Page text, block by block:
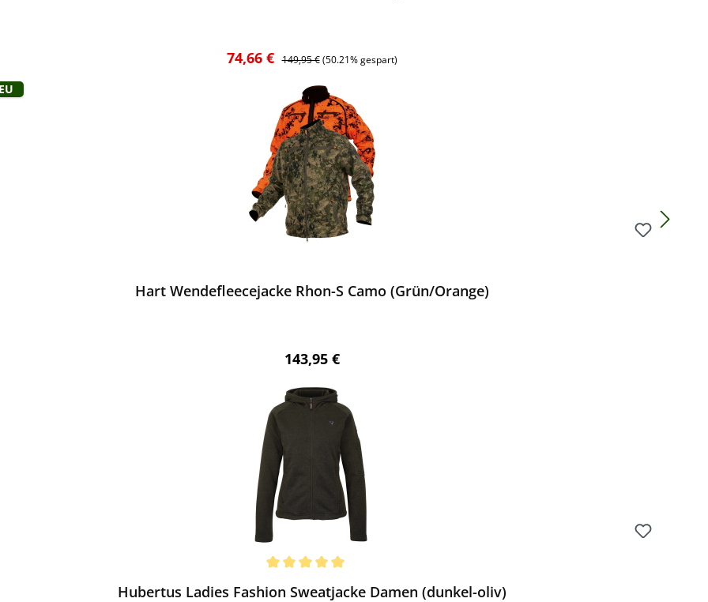
Verkaufspreis:
74,66 € Regulärer Preis:
149,95 € (50.21% gespart)
Hart Wendefleecejacke Rhon-S Camo (Grün/Orange)
Regulärer Preis:
143,95 €
Hubertus Ladies Fashion Sweatjacke Damen (dunkel-oliv)